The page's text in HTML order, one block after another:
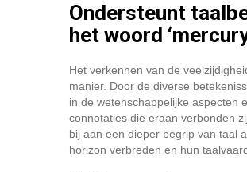
Ondersteunt
het woord
Het verkennen van de
manier. Door de diverse
in de wetenschappelijke aspecten
connotaties die eraan verbonden
bij aan een dieper begrip van taal
horizon verbreden en hun